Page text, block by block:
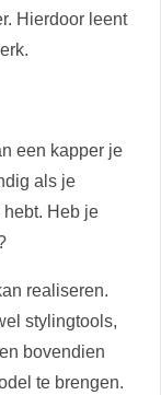
Hierdoor leent
een kapper je
als je
hebt. Heb je
realiseren.
stylingtools,
bovendien
te brengen.